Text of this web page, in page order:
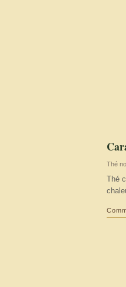
Thé
Thé